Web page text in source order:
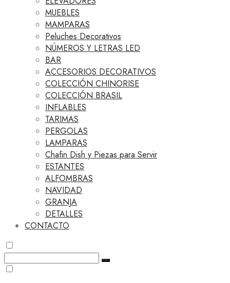
MUEBLES
MAMPARAS
Peluches Decorativos
NÚMEROS Y LETRAS LED
BAR
ACCESORIOS DECORATIVOS
COLECCIÓN CHINORISE
COLECCIÓN BRASIL
INFLABLES
TARIMAS
PERGOLAS
LAMPARAS
Chafin Dish y Piezas para Servir
ESTANTES
ALFOMBRAS
NAVIDAD
GRANJA
DETALLES
CONTACTO